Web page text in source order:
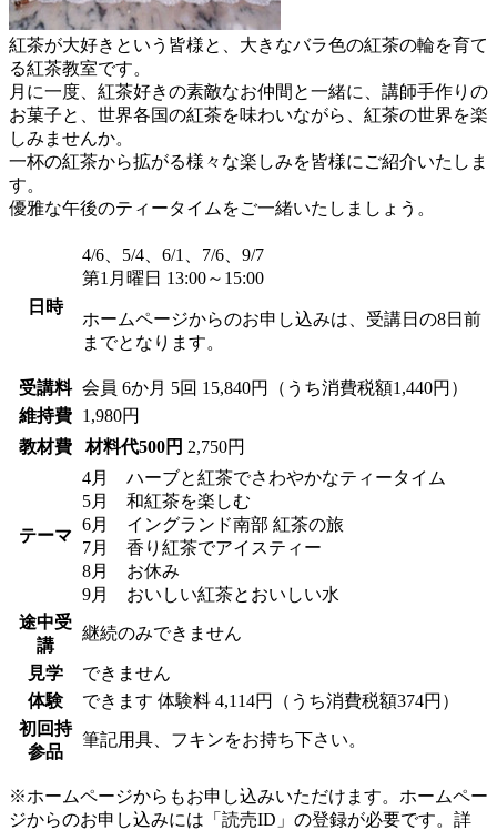
紅茶が大好きという皆様と、大きなバラ色の紅茶の輪を育て
る紅茶教室です。
月に一度、紅茶好きの素敵なお仲間と一緒に、講師手作りの
お菓子と、世界各国の紅茶を味わいながら、紅茶の世界を楽
しみませんか。
一杯の紅茶から拡がる様々な楽しみを皆様にご紹介いたしま
す。
優雅な午後のティータイムをご一緒いたしましょう。
日時
4/6、5/4、6/1、7/6、9/7
第1月曜日 13:00～15:00
ホームページからのお申し込みは、受講日の8日前
までとなります。
受講料 会員 6か月 5回 15,840円（うち消費税額1,440円）
維持費
1,980円
教材費
材料代500円 2,750円
テーマ
4月 ハーブと紅茶でさわやかなティータイム
5月 和紅茶を楽しむ
6月 イングランド南部 紅茶の旅
7月 香り紅茶でアイスティー
8月 お休み
9月 おいしい紅茶とおいしい水
途中受
講
継続のみできません
見学
できません
体験
できます 体験料 4,114円（うち消費税額374円）
初回持
参品
筆記用具、フキンをお持ち下さい。
※ホームページからもお申し込みいただけます。ホームペー
ジからのお申し込みには「読売ID」の登録が必要です。詳